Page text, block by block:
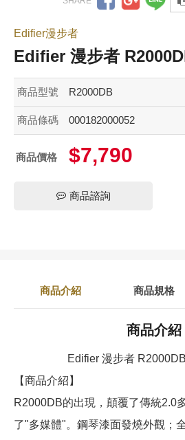
Edifier漫步者
Edifier 漫步者
商品型號 R2000DB
商品條碼 000182000052
商品價格 $7,790
商品諮詢
商品介紹 商品規格
商品介紹
Edifier 漫步者
【商品介紹】
R2000DB的出現，顛覆了傳統2.0
了"多媒體"。鋼琴漆面發燒外觀；